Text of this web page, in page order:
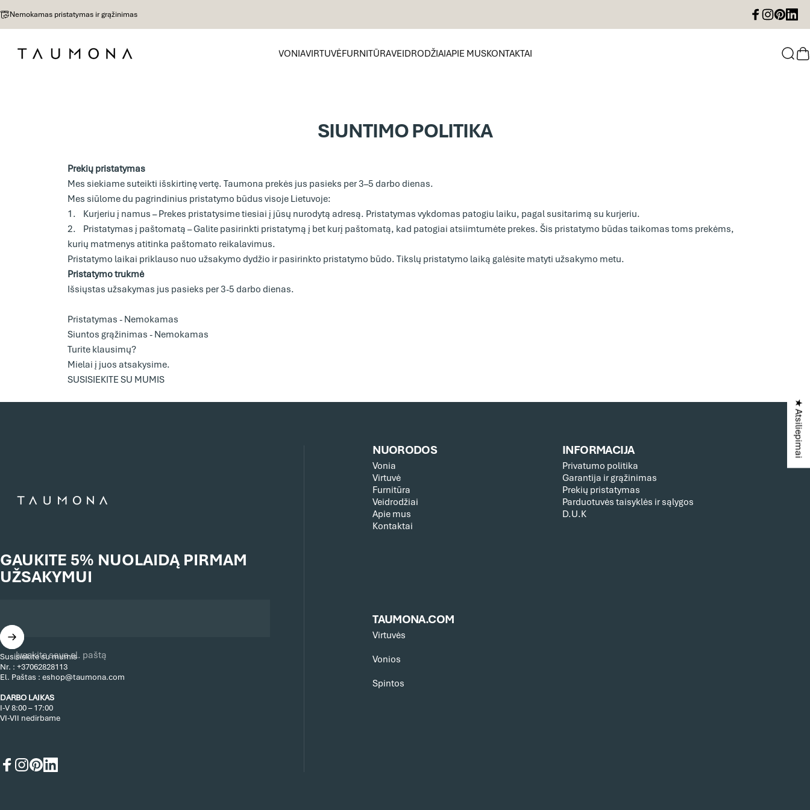
Nemokamas pristatymas ir grąžinimas
e-Taumona VONIAVIRTUVĖFURNITŪRAVEIDRODŽIAIAPIE MUSKONTAKTAI
SIUNTIMOPOLITIKA
Prekių pristatymas
Mes siekiame suteikti išskirtinę vertę. Taumona prekės jus pasieks per 3–5 darbo dienas.
Mes siūlome du pagrindinius pristatymo būdus visoje Lietuvoje:
1. Kurjeriu į namus – Prekes pristatysime tiesiai į jūsų nurodytą adresą. Pristatymas vykdomas patogiu laiku, pagal susitarimą su kurjeriu.
2. Pristatymas į paštomatą – Galite pasirinkti pristatymą į bet kurį paštomatą, kad patogiai atsiimtumėte prekes. Šis pristatymo būdas taikomas toms prekėms,
kurių matmenys atitinka paštomato reikalavimus.
Pristatymo laikai priklauso nuo užsakymo dydžio ir pasirinkto pristatymo būdo. Tikslų pristatymo laiką galėsite matyti užsakymo metu.
Pristatymo trukmė
Išsiųstas užsakymas jus pasieks per 3-5 darbo dienas.
Pristatymas - Nemokamas
Siuntos grąžinimas - Nemokamas
Turite klausimų?
Mielai į juos atsakysime.
SUSISIEKITE SU MUMIS
NUORODOS
Vonia
Virtuvė
Furnitūra
Veidrodžiai
Apie mus
Kontaktai
INFORMACIJA
Privatumo politika
Garantija ir grąžinimas
Prekių pristatymas
Parduotuvės taisyklės ir sąlygos
D.U.K
TAUMONA.COM
Virtuvės
Vonios
Spintos
GAUKITE 5% NUOLAIDĄ PIRMAM
UŽSAKYMUI
Įveskite savo el. paštą
Susisiekite su mumis
Nr. : +37062828113
El. Paštas : eshop@taumona.com
DARBO LAIKAS
I-V 8:00 – 17:00
VI-VII nedirbame
★ Atsiliepimai